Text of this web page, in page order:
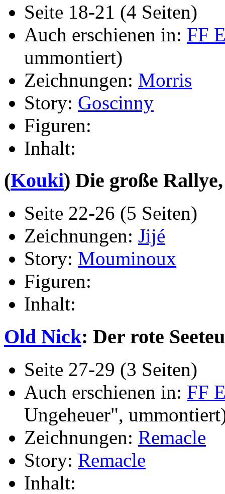
Seite 18-21 (4 Seiten)
Auch erschienen in: FF
ummontiert)
Zeichnungen: Morris
Story: Goscinny
Figuren:
Inhalt:
(Kouki) Die große
Seite 22-26 (5 Seiten)
Zeichnungen: Jijé
Story: Mouminoux
Figuren:
Inhalt:
Old Nick: Der rote
Seite 27-29 (3 Seiten)
Auch erschienen in: FF
Ungeheuer",
Zeichnungen: Remacle
Story: Remacle
Inhalt: